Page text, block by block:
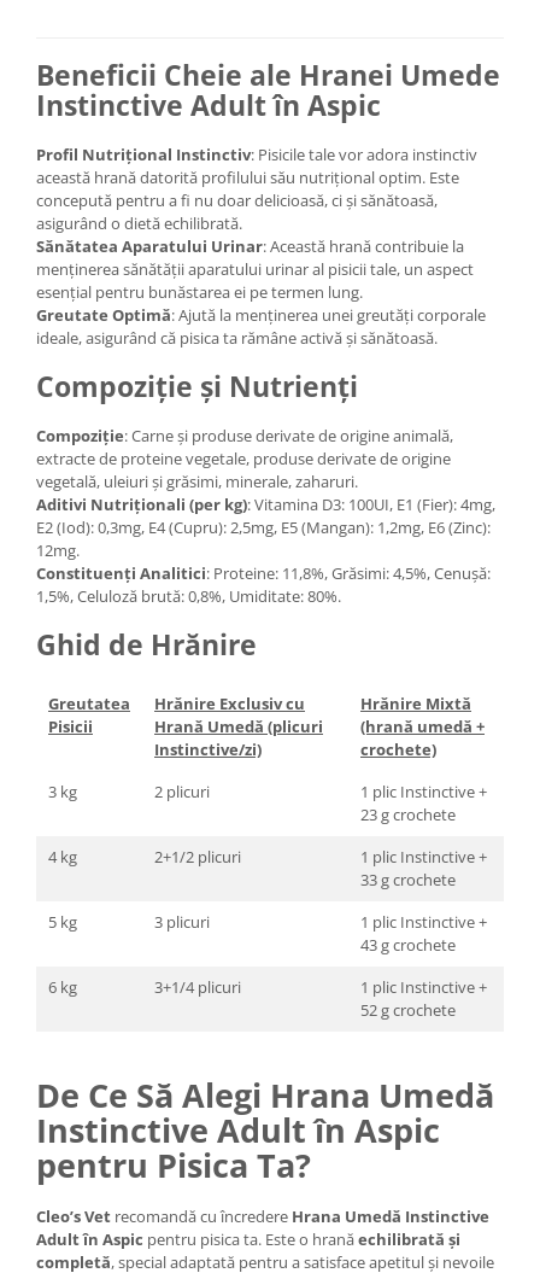
Beneficii Cheie ale Hranei Umede
Instinctive Adult în Aspic
Profil Nutrițional Instinctiv: Pisicile tale vor adora instinctiv
această hrană datorită profilului său nutrițional optim. Este
concepută pentru a fi nu doar delicioasă, ci și sănătoasă,
asigurând o dietă echilibrată.
Sănătatea Aparatului Urinar: Această hrană contribuie la
menținerea sănătății aparatului urinar al pisicii tale, un aspect
esențial pentru bunăstarea ei pe termen lung.
Greutate Optimă: Ajută la menținerea unei greutăți corporale
ideale, asigurând că pisica ta rămâne activă și sănătoasă.
Compoziție și Nutrienți
Compoziție: Carne și produse derivate de origine animală,
extracte de proteine vegetale, produse derivate de origine
vegetală, uleiuri și grăsimi, minerale, zaharuri.
Aditivi Nutriționali (per kg): Vitamina D3: 100UI, E1 (Fier): 4mg,
E2 (Iod): 0,3mg, E4 (Cupru): 2,5mg, E5 (Mangan): 1,2mg, E6 (Zinc):
12mg.
Constituenți Analitici: Proteine: 11,8%, Grăsimi: 4,5%, Cenușă:
1,5%, Celuloză brută: 0,8%, Umiditate: 80%.
Ghid de Hrănire
Greutatea
Pisicii
Hrănire Exclusiv cu
Hrană Umedă (plicuri
Instinctive/zi)
Hrănire Mixtă
(hrană umedă +
crochete)
3 kg
2 plicuri
1 plic Instinctive +
23 g crochete
4 kg
2+1/2 plicuri
1 plic Instinctive +
33 g crochete
5 kg
3 plicuri
1 plic Instinctive +
43 g crochete
6 kg
3+1/4 plicuri
1 plic Instinctive +
52 g crochete
De Ce Să Alegi Hrana Umedă
Instinctive Adult în Aspic
pentru Pisica Ta?
Cleo’s Vet recomandă cu încredere Hrana Umedă Instinctive
Adult în Aspic pentru pisica ta. Este o hranăechilibrată și
completă, special adaptată pentru a satisface apetitul și nevoile